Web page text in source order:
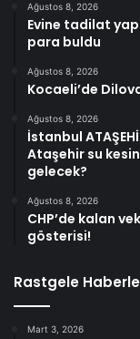
Ağustos 8, 2026
Evine tadilat
para buldu
Ağustos 8, 2026
Kocaeli’de
Ağustos 8, 2026
İstanbul
Ataşehir su
gelecek?
Ağustos 8, 2026
CHP’de kalan
gösterisi!
Rastgele
Mart 3, 2026